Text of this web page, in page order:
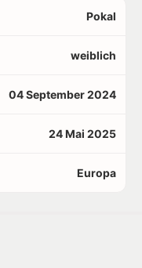
Pokal
weiblich
04 September 2024
24 Mai 2025
Europa